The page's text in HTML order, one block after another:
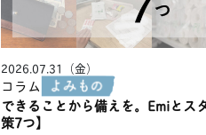
2026.07.31（金）
コラム
できることから備えを。Emiとス
策7つ】